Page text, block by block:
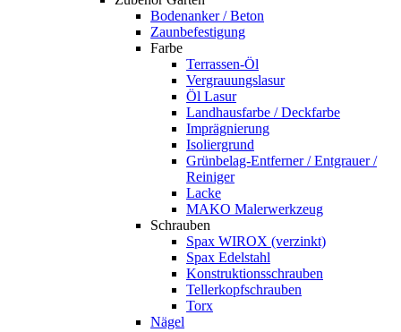
Bodenanker / Beton
Zaunbefestigung
Farbe
Terrassen-Öl
Vergrauungslasur
Öl Lasur
Landhausfarbe / Deckfarbe
Imprägnierung
Isoliergrund
Grünbelag-Entferner / Entgrauer /
Reiniger
Lacke
MAKO Malerwerkzeug
Schrauben
Spax WIROX (verzinkt)
Spax Edelstahl
Konstruktionsschrauben
Tellerkopfschrauben
Torx
Nägel